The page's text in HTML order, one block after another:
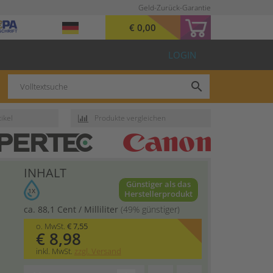
Geld-Zurück-Garantie
€ 0,00
LOGIN
search
Produkte vergleichen
Günstiger als das
Herstellerprodukt
INHALT
1X
ca. 88,1 Cent / Milliliter(49% günstiger)
o. MwSt. € 7,55
€ 8,98
inkl. MwSt. zzgl. Versand